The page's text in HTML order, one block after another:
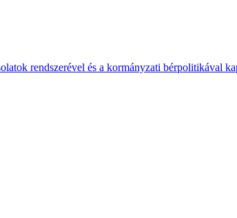
rendszerével és a kormányzati bérpolitikával